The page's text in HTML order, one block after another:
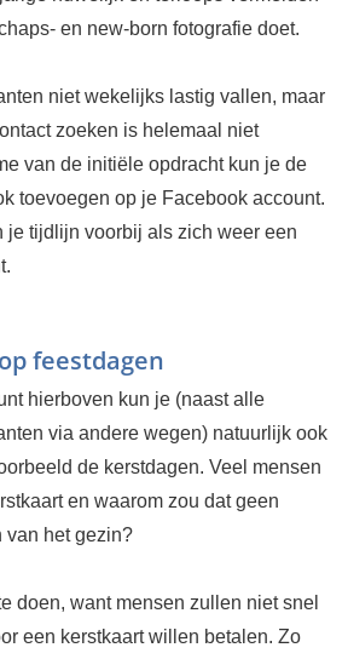
en new-born fotografie doet.
niet wekelijks lastig vallen, maar
zoeken is helemaal niet
van de initiële opdracht kun je de
toevoegen op je Facebook account.
je tijdlijn voorbij als zich weer een
feestdagen
hierboven kun je (naast alle
via andere wegen) natuurlijk ook
de kerstdagen. Veel mensen
en waarom zou dat geen
van het gezin?
doen, want mensen zullen niet snel
een kerstkaart willen betalen. Zo